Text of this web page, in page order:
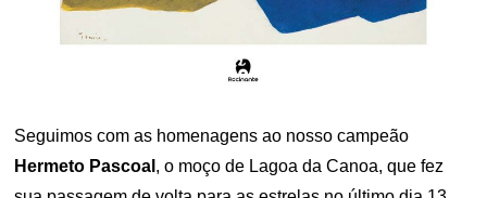
Seguimos com as homenagens ao nosso campeão
Hermeto Pascoal , o moço de Lagoa da Canoa, que fez